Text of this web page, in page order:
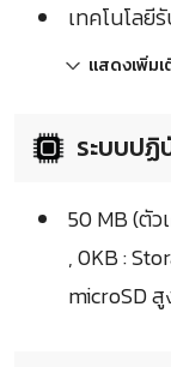
เทคโนโลยี
แสดงเพิ่มเ
ระบบปฏิ
50 MB (ตัว
, 0KB :
microSD สู